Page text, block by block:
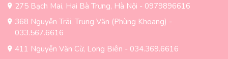
275 Bạch Mai, Hai Bà Trưng, Hà Nội - 0979896616
368 Nguyễn Trãi, Trung Văn (Phùng Khoang) -
033.567.6616
411 Nguyễn Văn Cừ, Long Biên - 034.369.6616